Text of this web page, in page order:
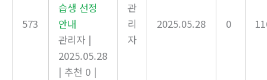
573
습생 선정
안내
관리자 |
2025.05.28
| 추천 0 |
관
리
자
2025.05.28 0